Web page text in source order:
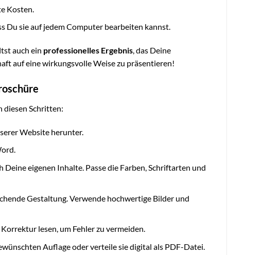
Kosten.
sie auf jedem Computer bearbeiten kannst.
auch ein professionelles Ergebnis, das Deine
auf eine wirkungsvolle Weise zu präsentieren!
diesen Schritten:
Website herunter.
eigenen Inhalte. Passe die Farben, Schriftarten und
Gestaltung. Verwende hochwertige Bilder und
lesen, um Fehler zu vermeiden.
Auflage oder verteile sie digital als PDF-Datei.